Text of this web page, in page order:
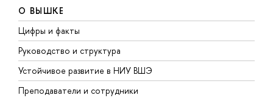
О ВЫШКЕ
Цифры и факты
Руководство и структура
Устойчивое развитие в НИУ ВШЭ
Преподаватели и сотрудники